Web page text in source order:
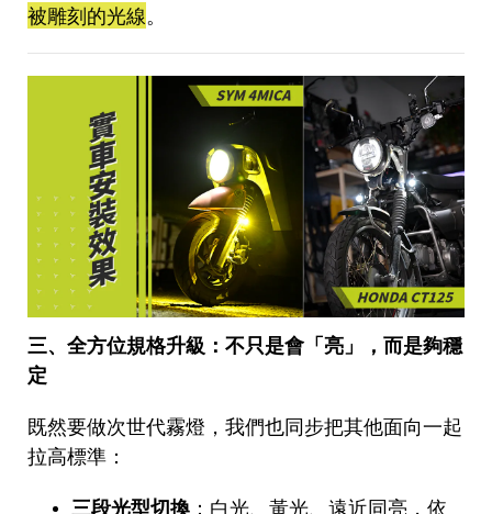
被雕刻的光線。
三、全方位規格升級：不只是會「亮」，而是夠穩
定
既然要做次世代霧燈，我們也同步把其他面向一起
拉高標準：
三段光型切換 ：白光、黃光、遠近同亮，依